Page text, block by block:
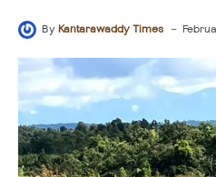
ByKantarawaddy Times -